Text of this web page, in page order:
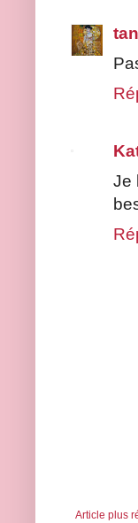
Je
Article plus